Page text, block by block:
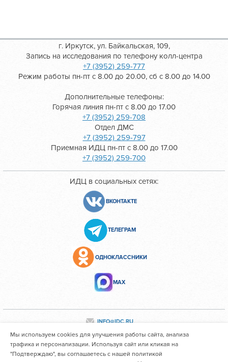
г. Иркутск, ул. Байкальская, 109,
Запись на исследования по телефону колл-центра
+7 (3952) 259-777
Режим работы пн-пт с 8.00 до 20.00, сб с 8.00 до 14.00
Дополнительные телефоны:
Горячая линия пн-пт с 8.00 до 17.00
+7 (3952) 259-708
Отдел ДМС
+7 (3952) 259-797
Приемная ИДЦ пн-пт с 8.00 до 17.00
+7 (3952) 259-700
ИДЦ в социальных сетях:
ВКОНТАКТЕ
ТЕЛЕГРАМ
ОДНОКЛАССНИКИ
МАХ
INFO@IDC.RU
Все персональные данные сотрудников размещены с их
Мы используем cookies для улучшения работы сайта, анализа
трафика и персонализации. Используя сайт или кликая на
"Подтверждаю", вы соглашаетесь с нашей политикой